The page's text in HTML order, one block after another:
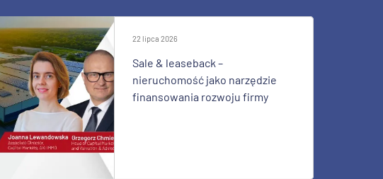
22 lipca 2026
Sale & leaseback –
nieruchomość jako narzędzie
finansowania rozwoju firmy